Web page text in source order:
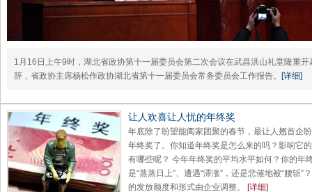
1月16日上午9时，湖北省政协第十一届委员会第二次会议在武昌洪山礼堂隆重
辞，省政协主席杨松作政协湖北省第十一届委员会常务委员会工作报告。
[详细]
让人欢喜让人忧的年终奖
年底除了盼望能阖家团聚的春节，最让人翘首企
年终奖了。你知道年终奖是怎么来的吗？影响它
有哪些呢？ 今年年终奖的平均水平如何？你的年
是“蒸蒸日上”、遭遇“滞涨”，还是悲催地被“腰斩”
的发放额度和形式由企业调整。
[详细]